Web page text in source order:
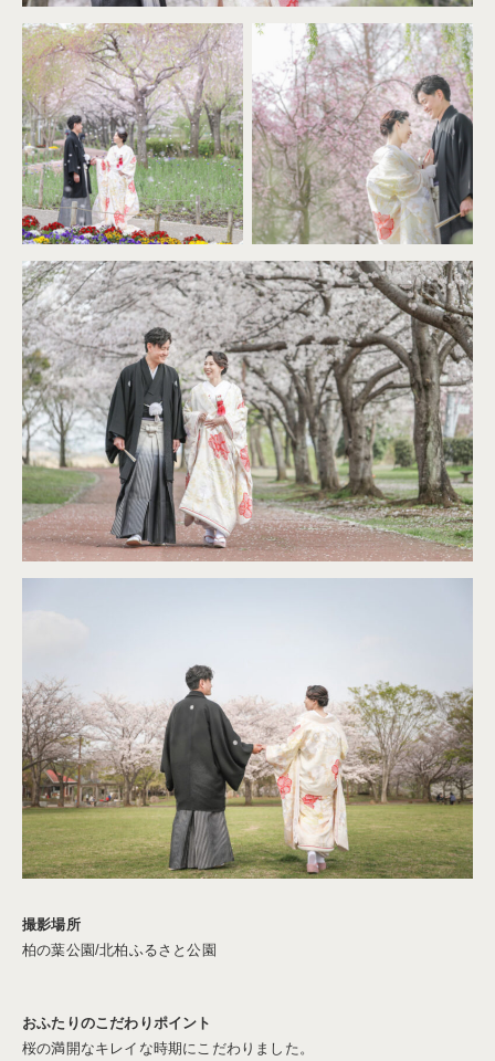
撮影場所
柏の葉公園/北柏ふるさと公園
おふたりのこだわりポイント
桜の満開なキレイな時期にこだわりました。